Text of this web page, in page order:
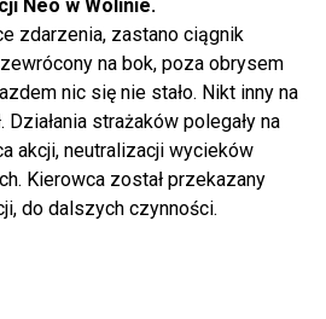
Neo w Wolinie.
zdarzenia, zastano ciągnik
na bok, poza obrysem
nic się nie stało. Nikt inny na
strażaków polegały na
akcji, neutralizacji wycieków
Kierowca został przekazany
do dalszych czynności.